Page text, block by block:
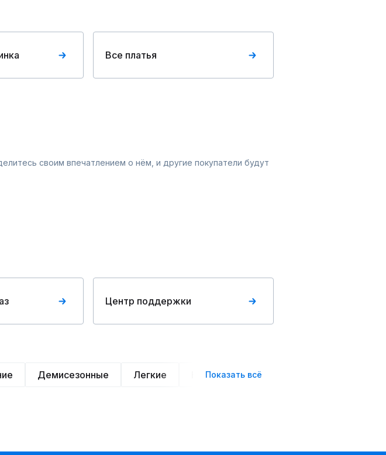
Все платья
своим впечатлением о нём, и другие покупатели будут
Центр поддержки
Демисезонные Легкие Нарядные
Показать всё